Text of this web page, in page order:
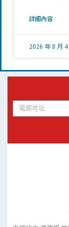
詳細內容
2026 年 8 月 4